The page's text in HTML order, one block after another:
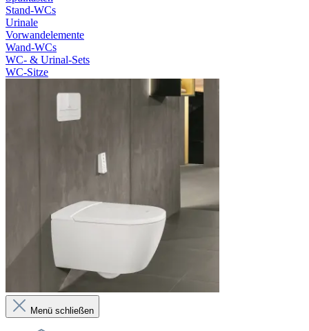
Stand-WCs
Urinale
Vorwandelemente
Wand-WCs
WC- & Urinal-Sets
WC-Sitze
Menü schließen